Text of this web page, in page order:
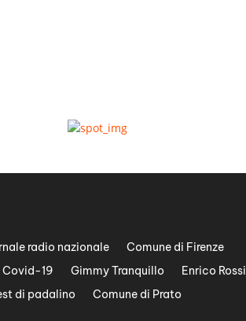
radio nazionale
Comune di Firenze
Covid-19 Gimmy Tranquillo
Enrico Rossi
di padalino
Comune di Prato